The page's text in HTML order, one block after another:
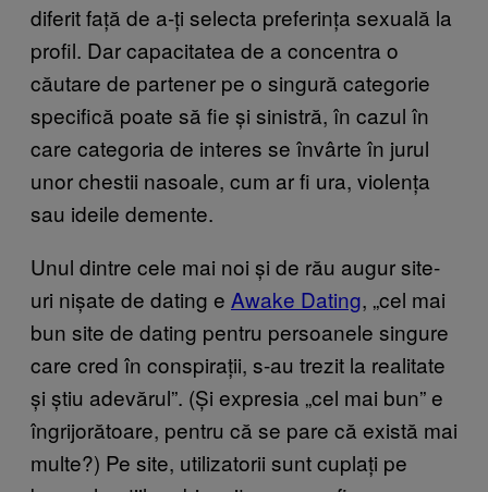
diferit față de a-ți selecta preferința sexuală la
profil. Dar capacitatea de a concentra o
căutare de partener pe o singură categorie
specifică poate să fie și sinistră, în cazul în
care categoria de interes se învârte în jurul
unor chestii nasoale, cum ar fi ura, violența
sau ideile demente.
Unul dintre cele mai noi și de rău augur site-
uri nișate de dating e Awake Dating, „cel mai
bun site de dating pentru persoanele singure
care cred în conspirații, s-au trezit la realitate
și știu adevărul”. (Și expresia „cel mai bun” e
îngrijorătoare, pentru că se pare că există mai
multe?) Pe site, utilizatorii sunt cuplați pe